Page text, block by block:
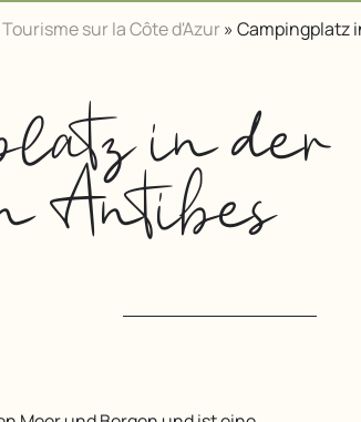
Tourisme sur la Côte d'Azur»Campingplatz
in der
Antibes